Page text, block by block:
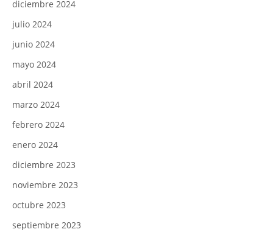
diciembre 2024
julio 2024
junio 2024
mayo 2024
abril 2024
marzo 2024
febrero 2024
enero 2024
diciembre 2023
noviembre 2023
octubre 2023
septiembre 2023